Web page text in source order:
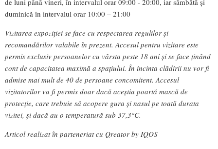
duminică în intervalul orar 10:00 – 21:00
Vizitarea expoziției se face cu respectarea regulilor și
recomandărilor valabile în prezent. Accesul pentru vizitare este
permis exclusiv persoanelor cu vârsta peste 18 ani și se face ținând
cont de capacitatea maximă a spațiului. În incinta clădirii nu vor fi
admise mai mult de 40 de persoane concomitent. Accesul
vizitatorilor va fi permis doar dacă aceștia poartă mască de
protecție, care trebuie să acopere gura și nasul pe toată durata
vizitei, și dacă au o temperatură sub 37,3°C.
Articol realizat în parteneriat cu Qreator by IQOS